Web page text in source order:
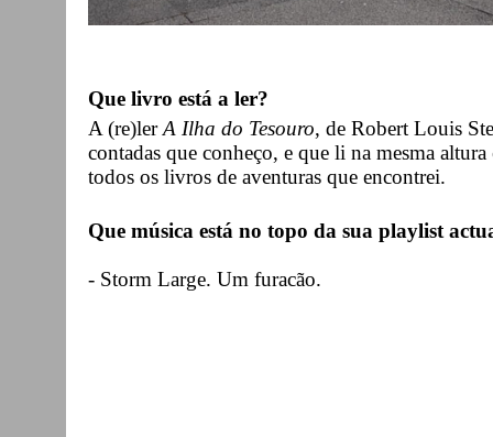
Que livro está a ler?
A (re)lerA Ilha do Tesouro, de Robert Louis
contadas que conheço, e que li na mesma
todos os livros de aventuras que encontrei.
Que música está no topo da sua playlist
- Storm Large. Um furacão.